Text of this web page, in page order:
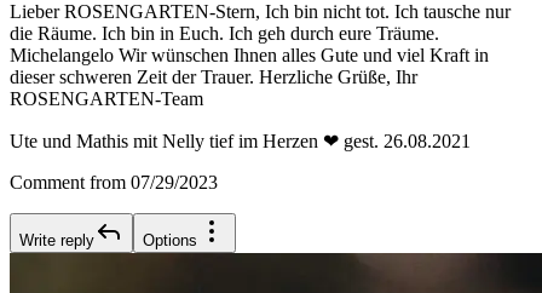
Lieber ROSENGARTEN-Stern, Ich bin nicht tot. Ich tausche nur
die Räume. Ich bin in Euch. Ich geh durch eure Träume.
Michelangelo Wir wünschen Ihnen alles Gute und viel Kraft in
dieser schweren Zeit der Trauer. Herzliche Grüße, Ihr
ROSENGARTEN-Team
Ute und Mathis mit Nelly tief im Herzen ❤ gest. 26.08.2021
Comment from 07/29/2023
Write reply Options